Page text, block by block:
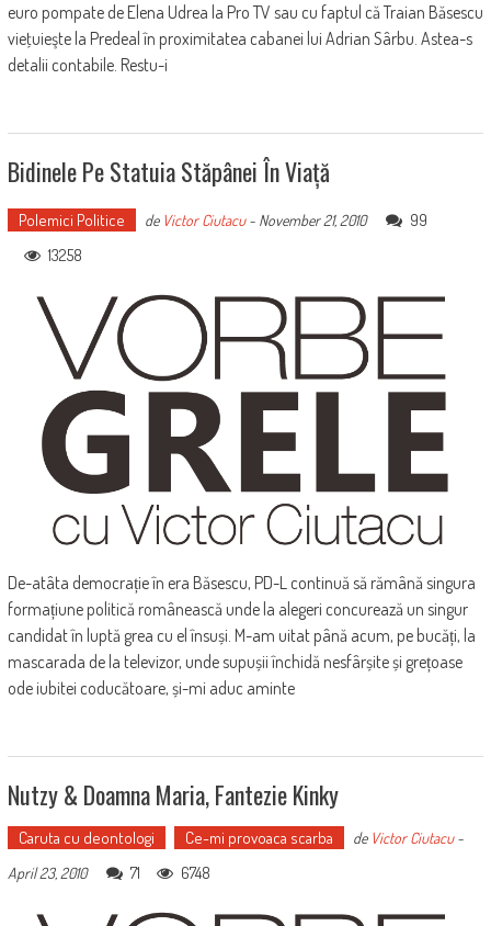
euro pompate de Elena Udrea la Pro TV sau cu faptul că Traian Băsescu
vieţuieşte la Predeal în proximitatea cabanei lui Adrian Sârbu. Astea-s
detalii contabile. Restu-i
Bidinele Pe Statuia Stăpânei În Viață
Polemici Politice de Victor Ciutacu- November 21, 2010
99
13258
De-atâta democrație în era Băsescu, PD-L continuă să rămână singura
formațiune politică românească unde la alegeri concurează un singur
candidat în luptă grea cu el însuși. M-am uitat până acum, pe bucăți, la
mascarada de la televizor, unde supușii închidă nesfârșite și grețoase
ode iubitei coducătoare, și-mi aduc aminte
Nutzy & Doamna Maria, Fantezie Kinky
Caruta cu deontologi Ce-mi provoaca scarba de Victor Ciutacu-
April 23, 2010
71 6748